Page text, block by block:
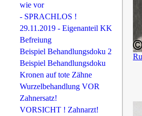
wie vor
- SPRACHLOS !
29.11.2019 - Eigenanteil KK
Befreiung
Beispiel Behandlungsdoku 2
Beispiel Behandlungsdoku
Kronen auf tote Zähne
Wurzelbehandlung VOR
Zahnersatz!
VORSICHT ! Zahnarzt!